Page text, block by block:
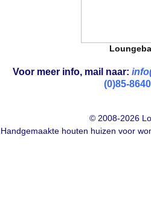
Voor meer info, mail naar:
(0)85-
© 2008-2026
Handgemaakte houten huizen voor